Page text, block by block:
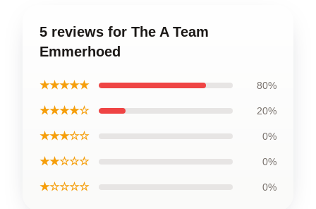
5 reviews for The A Team
Emmerhoed
★★★★★ 80%
★★★★☆ 20%
★★★☆☆ 0%
★★☆☆☆ 0%
★☆☆☆☆ 0%